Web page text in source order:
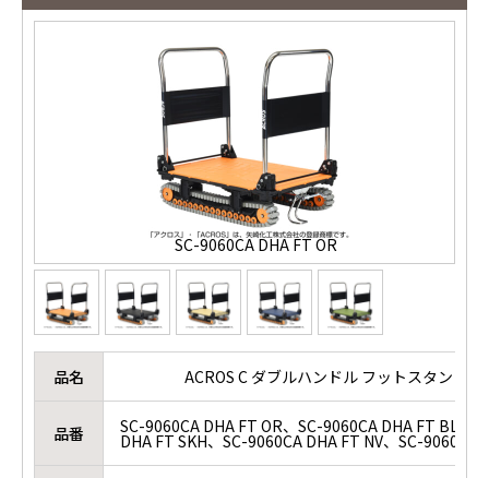
SC-9060CA DHA FT OR
品名 ACROS C ダブルハンドル フットスタンド付
品番 SC-9060CA DHA FT OR、SC-9060CA DHA FT BL、
DHA FT SKH、SC-9060CA DHA FT NV、SC-9060CA